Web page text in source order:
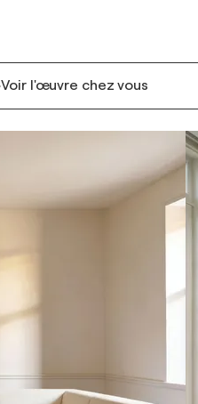
Voir l'œuvre chez vous